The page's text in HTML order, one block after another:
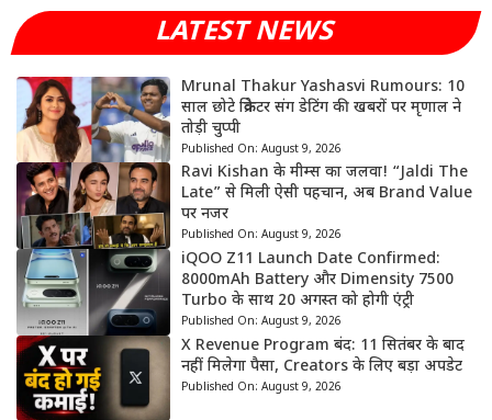
LATEST NEWS
Mrunal Thakur Yashasvi Rumours: 10
साल छोटे क्रिकेटर संग डेटिंग की खबरों पर मृणाल ने
तोड़ी चुप्पी
Published On: August 9, 2026
Ravi Kishan के मीम्स का जलवा! “Jaldi The
Late” से मिली ऐसी पहचान, अब Brand Value
पर नजर
Published On: August 9, 2026
iQOO Z11 Launch Date Confirmed:
8000mAh Battery और Dimensity 7500
Turbo के साथ 20 अगस्त को होगी एंट्री
Published On: August 9, 2026
X Revenue Program बंद: 11 सितंबर के बाद
नहीं मिलेगा पैसा, Creators के लिए बड़ा अपडेट
Published On: August 9, 2026